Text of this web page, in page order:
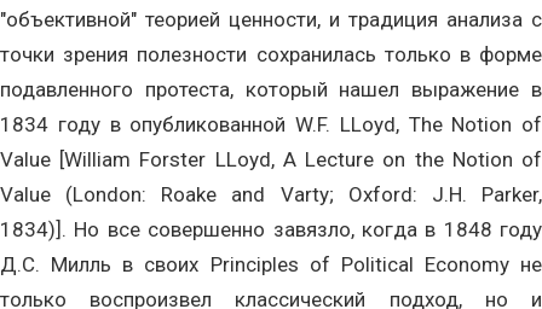
"объективной" теорией ценности, и традиция анализа с
точки зрения полезности сохранилась только в форме
подавленного протеста, который нашел выражение в
1834 году в опубликованной W.F. LLoyd, The Notion of
Value [William Forster LLoyd, A Lecture on the Notion of
Value (London: Roake and Varty; Oxford: J.H. Parker,
1834)]. Но все совершенно завязло, когда в 1848 году
Д.С. Милль в своих Principles of Political Economy не
только воспроизвел классический подход, но и